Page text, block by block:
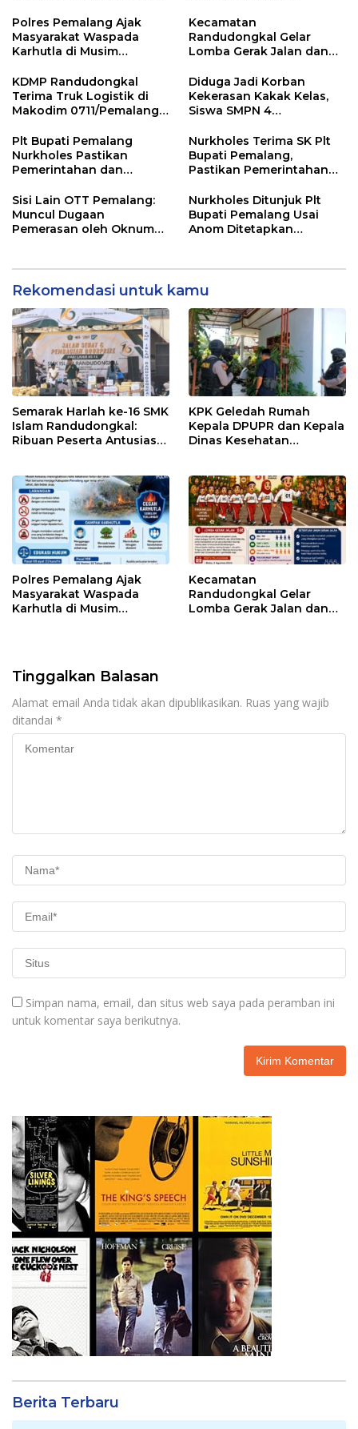
Berhadiah Motor
Polres Pemalang Ajak
Masyarakat Waspada
Karhutla di Musim
Kecamatan
Randudongkal Gelar
Lomba Gerak Jalan dan
HUT RI ke-81
KDMP Randudongkal
Terima Truk Logistik di
Makodim 0711/Pemalang
Desa
Diduga Jadi Korban
Kekerasan Kakak Kelas,
Siswa SMPN 4
Dunia
Plt Bupati Pemalang
Nurkholes Pastikan
Pemerintahan dan
Berjalan
Nurkholes Terima SK Plt
Bupati Pemalang,
Pastikan Pemerintahan
Sisi Lain OTT Pemalang:
Muncul Dugaan
Pemerasan oleh Oknum
Nurkholes Ditunjuk Plt
Bupati Pemalang Usai
Anom Ditetapkan
Rekomendasi untuk kamu
Semarak Harlah ke-16 SMK
Islam Randudongkal:
Ribuan Peserta Antusias
KPK Geledah Rumah
Kepala DPUPR dan Kepala
Dinas Kesehatan
Polres Pemalang Ajak
Masyarakat Waspada
Karhutla di Musim
Kecamatan
Randudongkal Gelar
Lomba Gerak Jalan dan
Tinggalkan Balasan
Alamat email Anda tidak akan dipublikasikan. Ruas yang wajib
ditandai *
Simpan nama, email, dan situs web saya pada peramban ini
untuk komentar saya berikutnya.
Berita Terbaru